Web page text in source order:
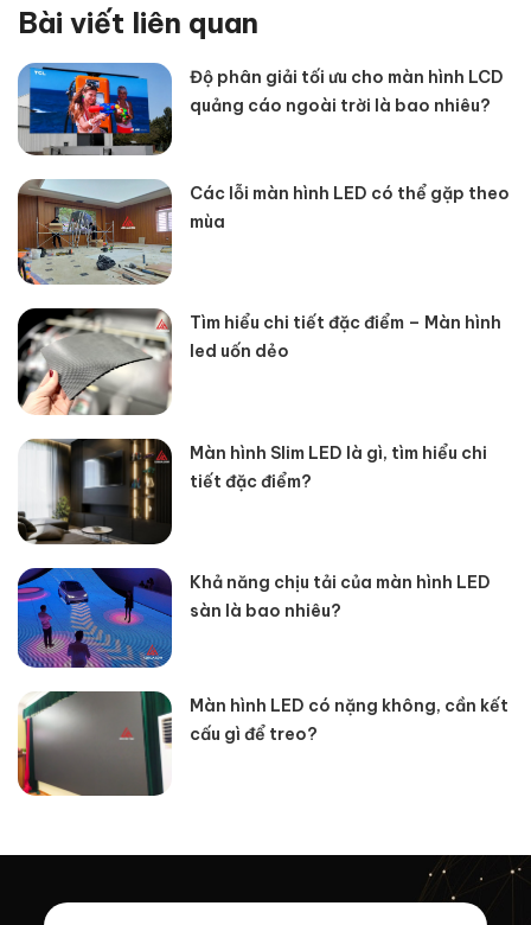
Bài viết liên quan
Độ phân giải tối ưu cho màn hình LCD
quảng cáo ngoài trời là bao nhiêu?
Các lỗi màn hình LED có thể gặp theo
mùa
Tìm hiểu chi tiết đặc điểm – Màn hình
led uốn dẻo
Màn hình Slim LED là gì, tìm hiểu chi
tiết đặc điểm?
Khả năng chịu tải của màn hình LED
sàn là bao nhiêu?
Màn hình LED có nặng không, cần kết
cấu gì để treo?